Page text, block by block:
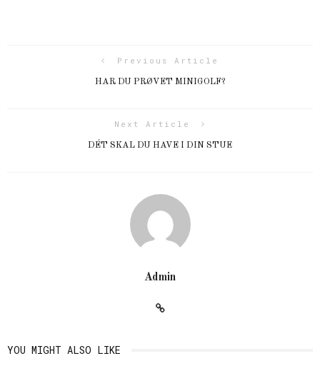
Previous Article
HAR DU PRØVET MINIGOLF?
Next Article
DÉT SKAL DU HAVE I DIN STUE
Admin
YOU MIGHT ALSO LIKE